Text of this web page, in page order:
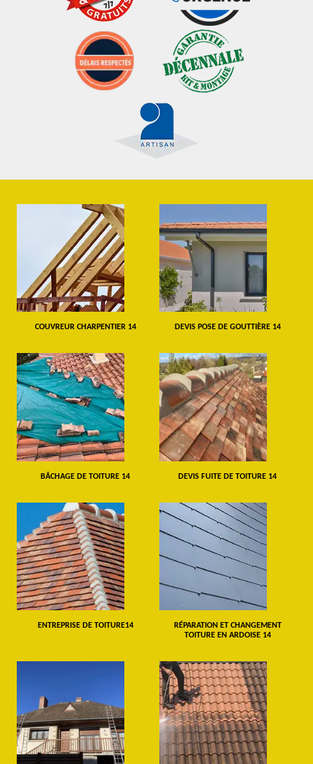
COUVREUR CHARPENTIER 14 DEVIS POSE DE GOUTTIÈRE 14
BÂCHAGE DE TOITURE 14 DEVIS FUITE DE TOITURE 14
ENTREPRISE DE TOITURE14
RÉPARATION ET CHANGEMENT
TOITURE EN ARDOISE 14